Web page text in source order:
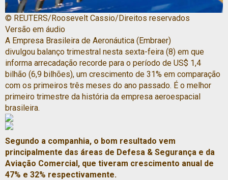
© REUTERS/Roosevelt Cassio/Direitos reservados
Versão em áudio
A Empresa Brasileira de Aeronáutica (Embraer)
divulgou balanço trimestral nesta sexta-feira (8) em que
informa arrecadação recorde para o período de US$ 1,4
bilhão (6,9 bilhões), um crescimento de 31% em comparação
com os primeiros três meses do ano passado. É o melhor
primeiro trimestre da história da empresa aeroespacial
brasileira.
Segundo a companhia, o bom resultado vem
principalmente das áreas de Defesa & Segurança e da
Aviação Comercial, que tiveram crescimento anual de
47% e 32% respectivamente.